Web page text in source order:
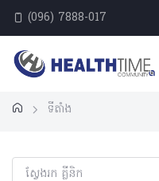
(096) 7888-017
ទីតាំង